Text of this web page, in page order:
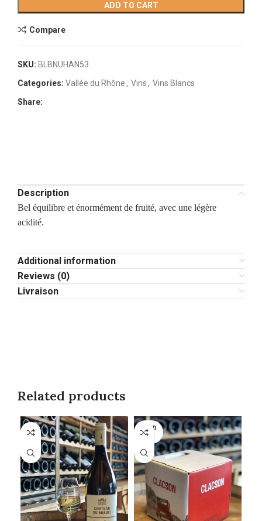
ADD TO CART
Compare
SKU: BLBNUHAN53
Categories: Vallée du Rhône, Vins, Vins Blancs
Share:
Description
Bel équilibre et énormément de fruité, avec une légère
acidité.
Additional information
Reviews (0)
Livraison
Related products
SOLD
OUT